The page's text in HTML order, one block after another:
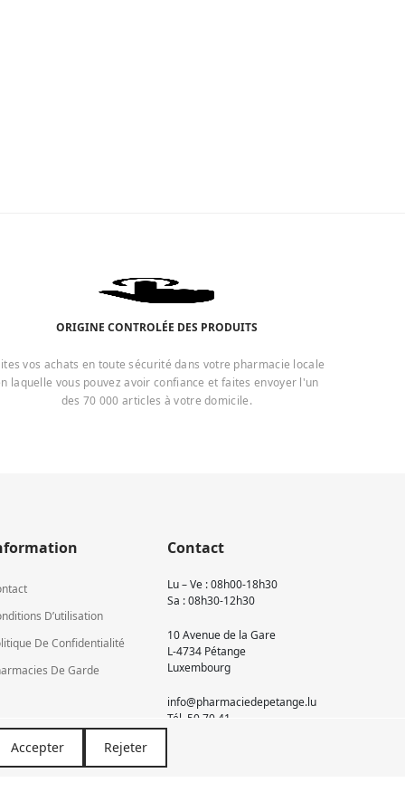
ORIGINE CONTROLÉE DES PRODUITS
vos achats en toute sécurité dans votre pharmacie locale
laquelle vous pouvez avoir confiance et faites envoyer l'un
des 70 000 articles à votre domicile.
D’utilisation
De Confidentialité
De Garde
Contact
Lu – Ve : 08h00-18h30
Sa : 08h30-12h30
10 Avenue de la Gare
L-4734 Pétange
Luxembourg
info@pharmaciedepetange.lu
Tél. 50 70 41
Accepter Rejeter